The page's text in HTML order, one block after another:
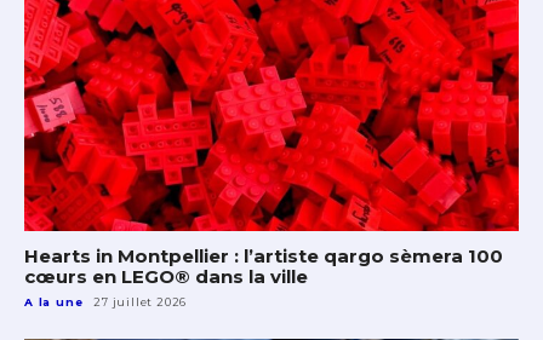
Hearts in Montpellier : l’artiste qargo sèmera 100
cœurs en LEGO® dans la ville
A la une 27 juillet 2026